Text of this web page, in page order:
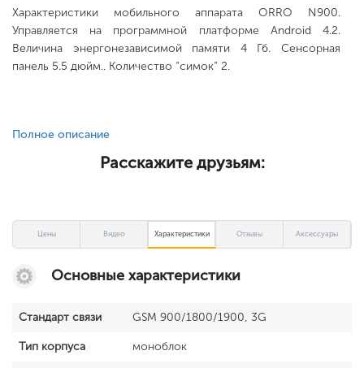
Характеристики мобильного аппарата ORRO N900.
Управляется на программной платформе Android 4.2.
Величина энергонезависимой памяти 4 Гб. Сенсорная
панель 5.5 дюйм.. Количество “симок” 2.
Полное описание
Расскажите друзьям:
Цены Видео Характеристики Отзывы Аксессуары
Основные характеристики
Стандарт связи GSM 900/1800/1900, 3G
Тип корпуса моноблок